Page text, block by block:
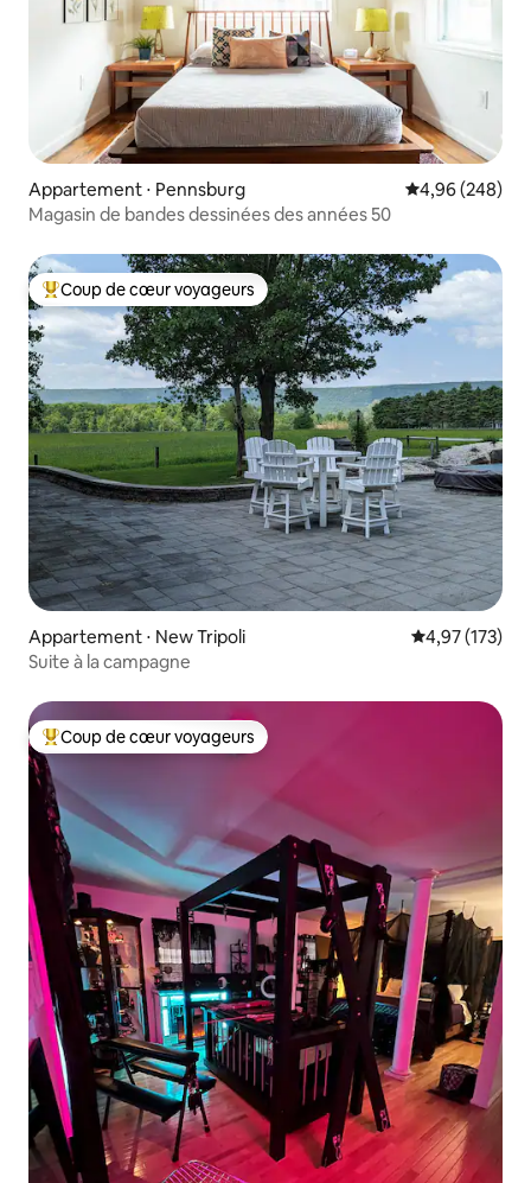
Appartement ⋅ Pennsburg Évaluation
4,96 (248)
Magasin de bandes dessinées des années 50
Coups de cœur voyageurs les plus appréciés
Coup de cœur voyageurs
Appartement ⋅ New Tripoli Évaluation
4,97 (173)
Suite à la campagne
Coups de cœur voyageurs les plus appréciés
Coup de cœur voyageurs